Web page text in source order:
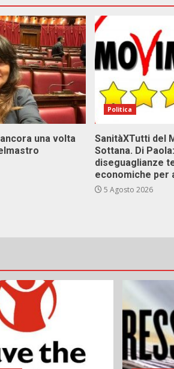
una volta
Politica
SanitàXTutti del
Sottana. Di
diseguaglianze
economiche per
5 Agosto 2026